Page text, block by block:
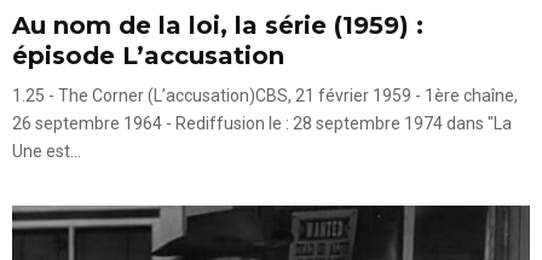
Au nom de la loi, la série (1959) :
épisode L’accusation
1.25 - The Corner (L’accusation)CBS, 21 février 1959 - 1ère chaîne,
26 septembre 1964 - Rediffusion le : 28 septembre 1974 dans "La
Une est...